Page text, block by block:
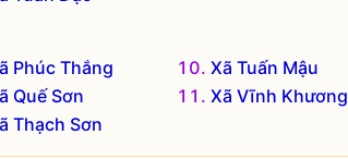
Phúc Thắng
Quế Sơn
Thạch Sơn
Xã Tuấn Mậu
Xã Vĩnh Khương